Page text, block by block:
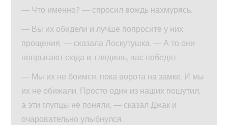
— Что именно? — спросил вождь нахмурясь.
— Вы их обидели и лучше попросите у них
прощения, — сказала Лоскутушка. — А то они
попрыгают сюда и, глядишь, вас победят.
— Мы их не боимся, пока ворота на замке. И мы
их не обижали. Просто один из наших пошутил,
а эти глупцы не поняли, — сказал Джак и
очаровательно улыбнулся.